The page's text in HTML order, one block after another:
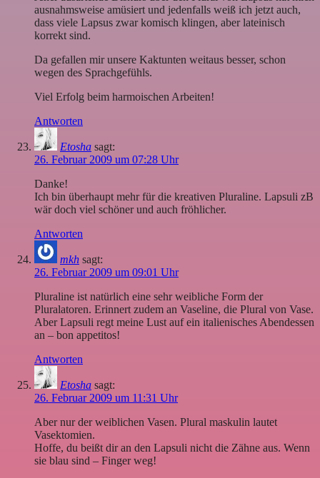
ausnahmsweise amüsiert und jedenfalls weiß ich jetzt auch,
dass viele Lapsus zwar komisch klingen, aber lateinisch
korrekt sind.
Da gefallen mir unsere Kaktunten weitaus besser, schon
wegen des Sprachgefühls.
Viel Erfolg beim harmoischen Arbeiten!
Antworten
Etosha sagt:
26. Februar 2009 um 07:28 Uhr
Danke!
Ich bin überhaupt mehr für die kreativen Pluraline. Lapsuli zB
wär doch viel schöner und auch fröhlicher.
Antworten
mkh sagt:
26. Februar 2009 um 09:01 Uhr
Pluraline ist natürlich eine sehr weibliche Form der
Pluralatoren. Erinnert zudem an Vaseline, die Plural von Vase.
Aber Lapsuli regt meine Lust auf ein italienisches Abendessen
an – bon appetitos!
Antworten
Etosha sagt:
26. Februar 2009 um 11:31 Uhr
Aber nur der weiblichen Vasen. Plural maskulin lautet
Vasektomien.
Hoffe, du beißt dir an den Lapsuli nicht die Zähne aus. Wenn
sie blau sind – Finger weg!